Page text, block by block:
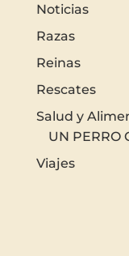
Noticias
Razas
Reinas
Rescates
Salud y
UN PERRO
Viajes